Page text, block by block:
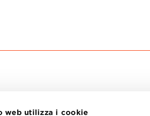
web utilizza i cookie